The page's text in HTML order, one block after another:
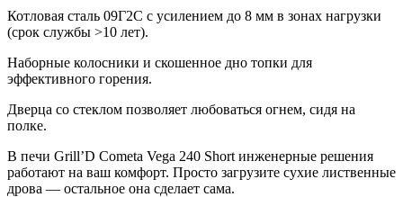
Котловая сталь 09Г2С с усилением до 8 мм в зонах нагрузки
(срок службы >10 лет).
Наборные колосники и скошенное дно топки для
эффективного горения.
Дверца со стеклом позволяет любоваться огнем, сидя на
полке.
В печи Grill’D Cometa Vega 240 Short инженерные решения
работают на ваш комфорт. Просто загрузите сухие лиственные
дрова — остальное она сделает сама.